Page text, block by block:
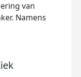
van
Namens